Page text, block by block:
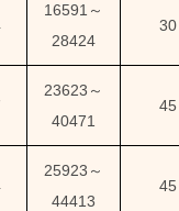
16591 ～
28424
30
23623 ～
40471
45
25923 ～
44413
45